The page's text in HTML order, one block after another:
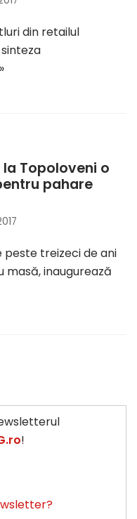
din retailul
la Topoloveni o
pahare
peste treizeci de ani
inaugurează
!